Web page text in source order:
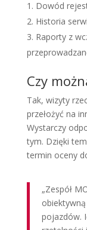
Dowód
Historia
Raporty z
Czy
Tak, wizyty
przełożyć na
Wystarczy
tym. Dzięki
termin oceny
„Zespół
pojazdów.